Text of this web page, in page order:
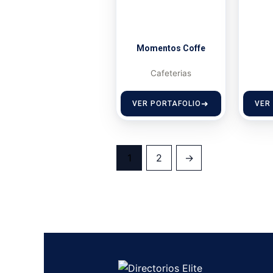
Momentos Coffe
Cafeterias
VER PORTAFOLIO VER
1 2 →